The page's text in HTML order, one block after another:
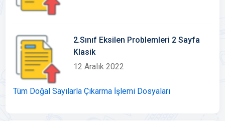
2.Sınıf Eksilen Problemleri 2 Sayfa
Klasik
12 Aralık 2022
Tüm Doğal Sayılarla Çıkarma İşlemi Dosyaları